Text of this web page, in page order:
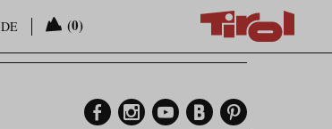
DE (0)